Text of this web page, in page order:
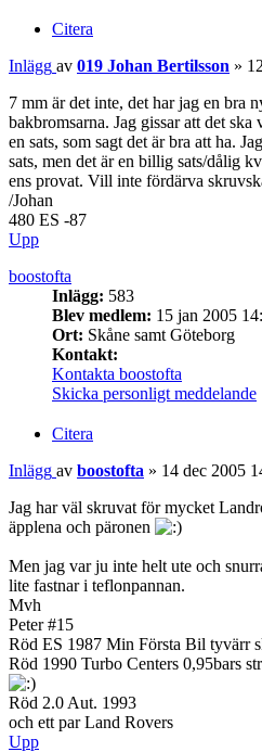
Citera
Inlägg av 019 Johan Bertilsson »
7 mm är det inte, det har jag en bra
bakbromsarna. Jag gissar att det
en sats, som sagt det är bra att ha.
sats, men det är en billig sats/dålig
ens provat. Vill inte fördärva
/Johan
480 ES -87
Upp
boostofta
Inlägg: 583
Blev medlem: 15 jan 2005
Ort: Skåne samt Göteborg
Kontakt:
Kontakta boostofta
Skicka personligt meddelande
Citera
Inlägg av boostofta » 14 dec 2005
Jag har väl skruvat för mycket
äpplena och päronen
Men jag var ju inte helt ute och
lite fastnar i teflonpannan.
Mvh
Peter #15
Röd ES 1987 Min Första Bil tyvärr
Röd 1990 Turbo Centers 0,95bars
Röd 2.0 Aut. 1993
och ett par Land Rovers
Upp